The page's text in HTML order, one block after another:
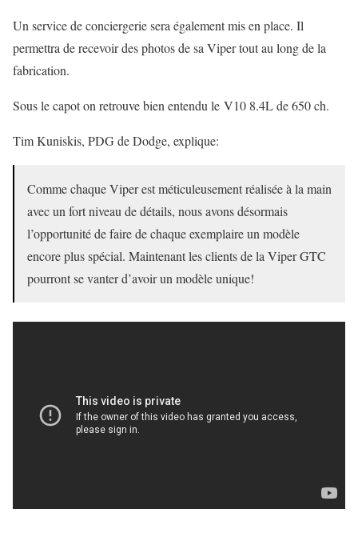
Un service de conciergerie sera également mis en place. Il
permettra de recevoir des photos de sa Viper tout au long de la
fabrication.
Sous le capot on retrouve bien entendu le V10 8.4L de 650 ch.
Tim Kuniskis, PDG de Dodge, explique:
Comme chaque Viper est méticuleusement réalisée à la main
avec un fort niveau de détails, nous avons désormais
l’opportunité de faire de chaque exemplaire un modèle
encore plus spécial. Maintenant les clients de la Viper GTC
pourront se vanter d’avoir un modèle unique!